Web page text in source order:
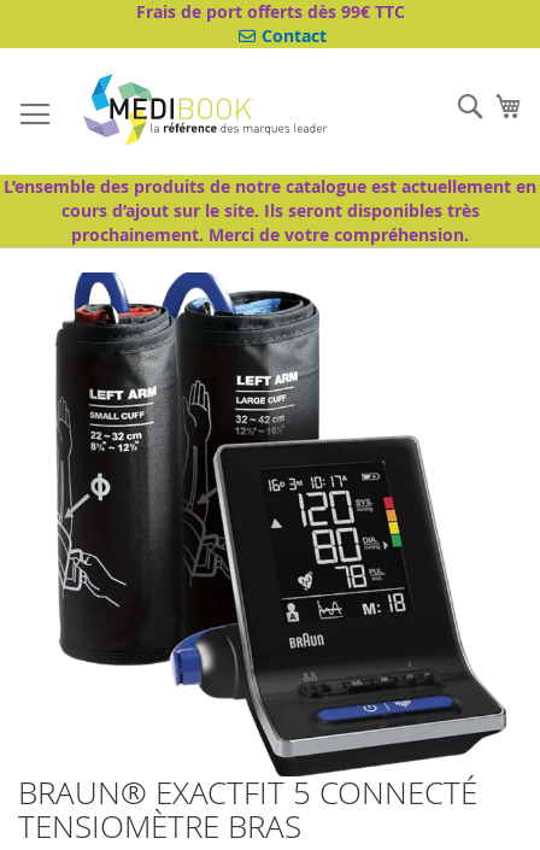
Frais de port offerts dès 99€ TTC
Contact
L’ensemble des produits de notre catalogue est actuellement en
cours d’ajout sur le site. Ils seront disponibles très
prochainement. Merci de votre compréhension.
BRAUN® EXACTFIT 5 CONNECTÉ
TENSIOMÈTRE BRAS
galerie
d’images
Passer
au
début